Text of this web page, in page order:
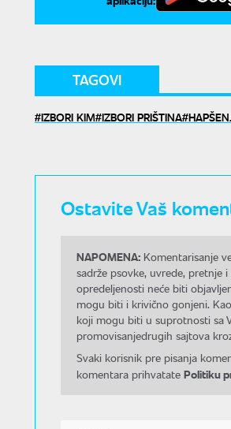
TAGOVI
IZBORI KIM IZBORI PRIŠTINA
Ostavite Vaš
NAPOMENA: Komentarisanje
sadrže psovke, uvrede, pretnje
opredeljenosti neće biti
mogu biti i krivično gonjeni.
koji mogu biti u suprotnosti sa
promovisanjedrugih sajtova
Svaki korisnik pre pisanja
komentara prihvatate Politiku